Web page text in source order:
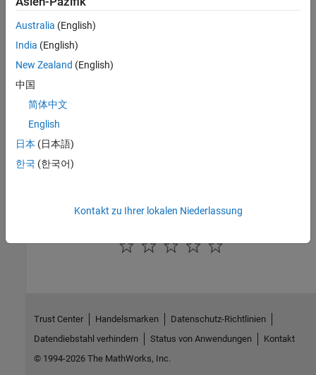
Values:false|true
Default:false
Version History
Introduced in R2022a
See Also
coder.EmbeddedCodeConfig
Australia (English)
India (English)
New Zealand (English)
中国
简体中文
English
日本 (日本語)
한국 (한국어)
Kontakt zu Ihrer lokalen Niederlassung
Trust Center Handelsmarken
Datenschutz-Richtlinien
Datendiebstahl verhindern
Status von Anwendungen
Kontakt
© 1994-2026 The MathWorks, Inc.